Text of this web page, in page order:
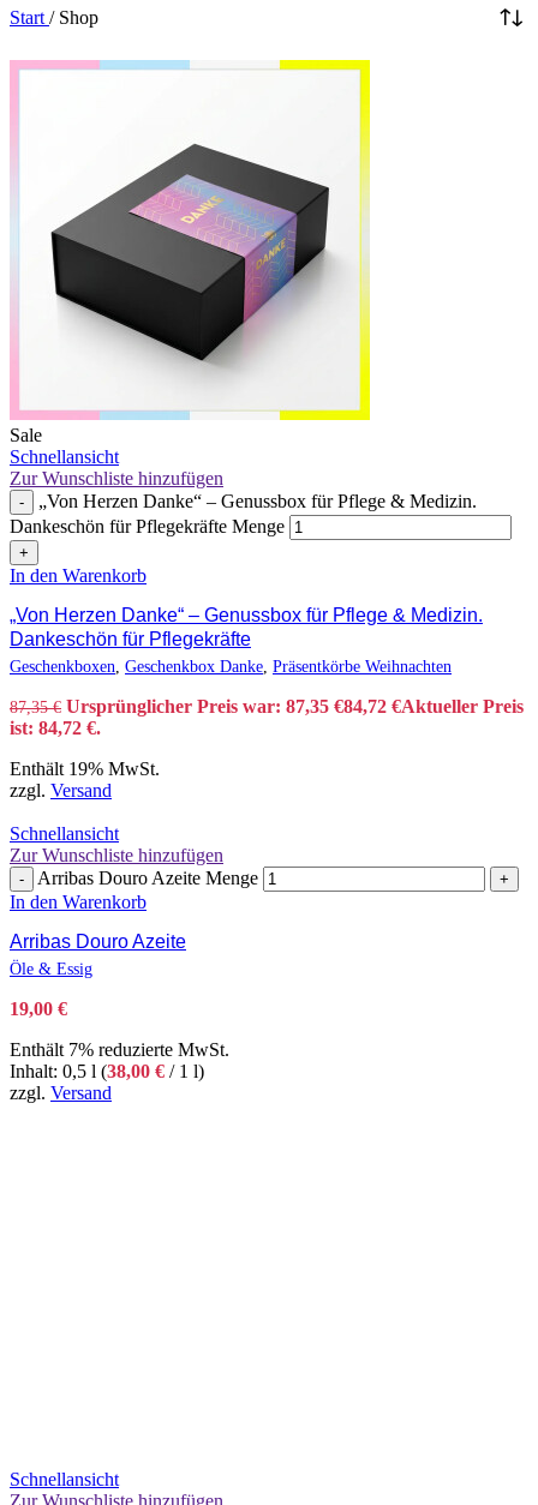
Start / Shop
Sale
Schnellansicht
Zur Wunschliste hinzufügen
-
„Von Herzen Danke“ – Genussbox für Pflege & Medizin.
Dankeschön für Pflegekräfte Menge
+
In den Warenkorb
„Von Herzen Danke“ – Genussbox für Pflege & Medizin.
Dankeschön für Pflegekräfte
Geschenkboxen Geschenkbox Danke Präsentkörbe Weihnachten
87,35€ Ursprünglicher Preis war: 87,35 €84,72 €Aktueller Preis
ist: 84,72 €.
Enthält 19% MwSt.
zzgl. Versand
Schnellansicht
Zur Wunschliste hinzufügen
- Arribas Douro Azeite Menge +
In den Warenkorb
Arribas Douro Azeite
Öle & Essig
19,00 €
Enthält 7% reduzierte MwSt.
Inhalt: 0,5 l (38,00 € / 1 l)
zzgl. Versand
Schnellansicht
Zur Wunschliste hinzufügen